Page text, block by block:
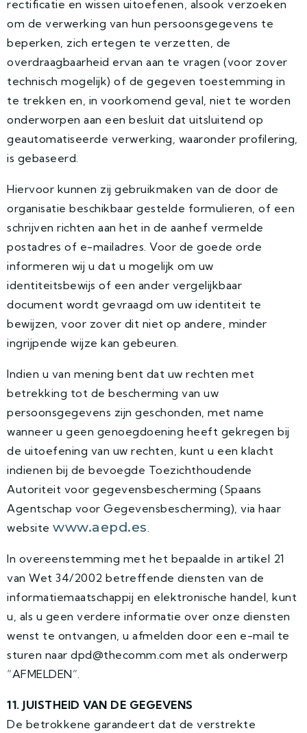
rectificatie en wissen uitoefenen, alsook verzoeken
om de verwerking van hun persoonsgegevens te
beperken, zich ertegen te verzetten, de
overdraagbaarheid ervan aan te vragen (voor zover
technisch mogelijk) of de gegeven toestemming in
te trekken en, in voorkomend geval, niet te worden
onderworpen aan een besluit dat uitsluitend op
geautomatiseerde verwerking, waaronder profilering,
is gebaseerd.
Hiervoor kunnen zij gebruikmaken van de door de
organisatie beschikbaar gestelde formulieren, of een
schrijven richten aan het in de aanhef vermelde
postadres of e-mailadres. Voor de goede orde
informeren wij u dat u mogelijk om uw
identiteitsbewijs of een ander vergelijkbaar
document wordt gevraagd om uw identiteit te
bewijzen, voor zover dit niet op andere, minder
ingrijpende wijze kan gebeuren.
Indien u van mening bent dat uw rechten met
betrekking tot de bescherming van uw
persoonsgegevens zijn geschonden, met name
wanneer u geen genoegdoening heeft gekregen bij
de uitoefening van uw rechten, kunt u een klacht
indienen bij de bevoegde Toezichthoudende
Autoriteit voor gegevensbescherming (Spaans
Agentschap voor Gegevensbescherming), via haar
website www.aepd.es.
In overeenstemming met het bepaalde in artikel 21
van Wet 34/2002 betreffende diensten van de
informatiemaatschappij en elektronische handel, kunt
u, als u geen verdere informatie over onze diensten
wenst te ontvangen, u afmelden door een e-mail te
sturen naar dpd@thecomm.com met als onderwerp
“AFMELDEN”.
11. JUISTHEID VAN DE GEGEVENS
De betrokkene garandeert dat de verstrekte